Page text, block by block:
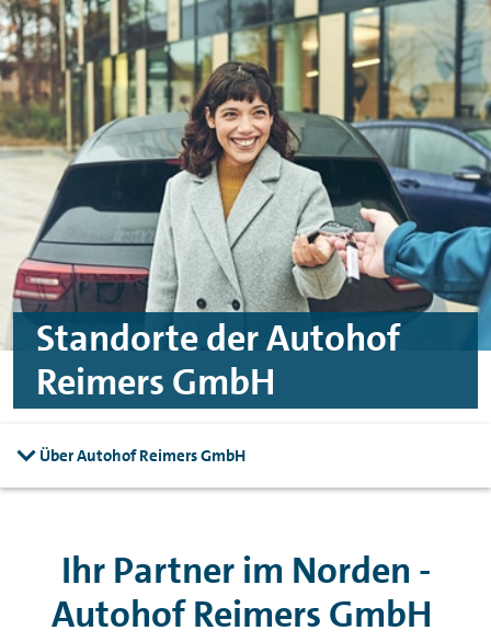
Skip to main content
Skip to footer
Standorte der Autohof
Reimers GmbH
Über Autohof Reimers GmbH
Ihr Partner im Norden -
Autohof Reimers GmbH